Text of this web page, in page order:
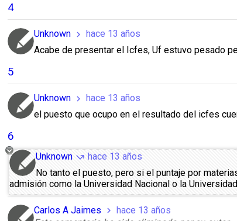
4
Unknown chevron_right
hace 13 años
Acabe de presentar el Icfes, Uf estuvo pesado
5
Unknown chevron_right
hace 13 años
el puesto que ocupo en el resultado del icfes
6
Unknown call_missed_outgoing hace 13 años
No tanto el puesto, pero si el puntaje por
admisión como la Universidad Nacional o la
Carlos A Jaimes chevron_right hace 13 años